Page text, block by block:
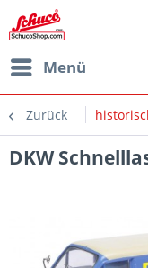
Menü
Zurück
DKW